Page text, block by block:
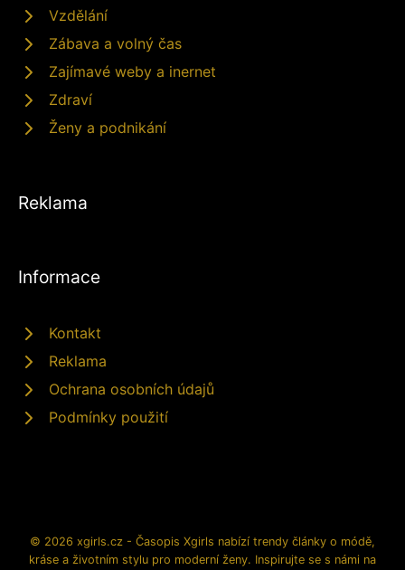
Vzdělání
Zábava a volný čas
Zajímavé weby a inernet
Zdraví
Ženy a podnikání
Reklama
Informace
Kontakt
Reklama
Ochrana osobních údajů
Podmínky použití
© 2026 xgirls.cz - Časopis Xgirls nabízí trendy články o módě,
kráse a životním stylu pro moderní ženy. Inspirujte se s námi na